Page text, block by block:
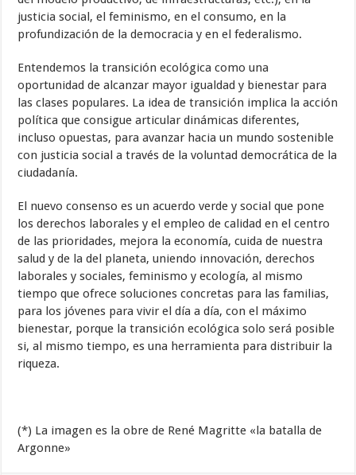
justicia social, el feminismo, en el consumo, en la
profundización de la democracia y en el federalismo.
Entendemos la transición ecológica como una
oportunidad de alcanzar mayor igualdad y bienestar para
las clases populares. La idea de transición implica la acción
política que consigue articular dinámicas diferentes,
incluso opuestas, para avanzar hacia un mundo sostenible
con justicia social a través de la voluntad democrática de la
ciudadanía.
El nuevo consenso es un acuerdo verde y social que pone
los derechos laborales y el empleo de calidad en el centro
de las prioridades, mejora la economía, cuida de nuestra
salud y de la del planeta, uniendo innovación, derechos
laborales y sociales, feminismo y ecología, al mismo
tiempo que ofrece soluciones concretas para las familias,
para los jóvenes para vivir el día a día, con el máximo
bienestar, porque la transición ecológica solo será posible
si, al mismo tiempo, es una herramienta para distribuir la
riqueza.
(*) La imagen es la obre de René Magritte «la batalla de
Argonne»